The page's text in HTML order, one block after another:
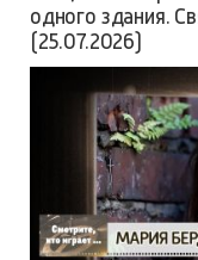
одного здания.
(25.07.2026)